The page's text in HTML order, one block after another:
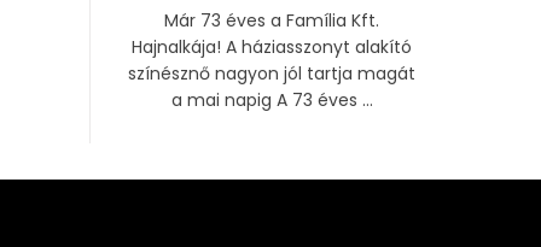
Már 73 éves a Família Kft.
Hajnalkája! A háziasszonyt alakító
színésznő nagyon jól tartja magát
a mai napig A 73 éves ...